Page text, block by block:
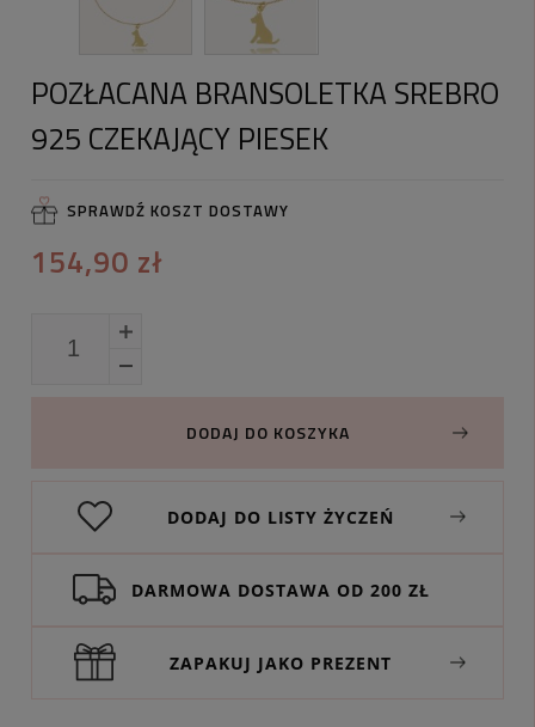
POZŁACANA BRANSOLETKA SREBRO
925 CZEKAJĄCY PIESEK
SPRAWDŹ KOSZT DOSTAWY
154,90 zł
DODAJ DO KOSZYKA
DODAJ DO LISTY ŻYCZEŃ
DARMOWA DOSTAWA OD 200 ZŁ
ZAPAKUJ JAKO PREZENT